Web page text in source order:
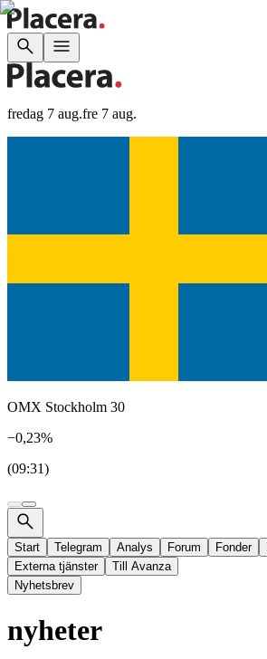
fredag 7 aug.fre 7 aug.
OMX Stockholm 30
−0,23%
(09:31)
Start Telegram Analys Forum Fonder
Externa tjänster
Till Avanza
Nyhetsbrev
nyheter